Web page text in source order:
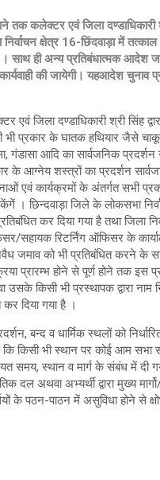
कलेक्टर एवं जिला दण्डाधिकारी
क्षेत्र 16-छिंदवाड़ा में
। साथ ही अन्य प्रतिबंधात्मक
की जायेगी। यहआदेश चुनाव
एवं जिला दण्डाधिकारी श्री सिंह
भी प्रकार के घातक हथियार जैसे
गंडासा आदि का सार्वजनिक
के आग्नेय शस्त्रों का प्रदर्शन
एवं कार्यक्रमों के अंतर्गत सभी
। छिन्दवाड़ा जिले के लोकसभा
कर दिया गया है तथा जिला
सहायक रिटर्निंग ऑफिसर के
जमाव को भी प्रतिबंधित करने के
प्रारम्भ होने से पूर्ण होने तक इस
उसके किसी भी प्रस्थापक द्वारा
दिया गया है ।
बन्द व धार्मिक स्थलों को
किसी भी स्थान पर कोई आम सभा
समय, स्थान व मार्ग के संबंध में दी
दल अथवा अभ्यर्थी द्वारा मुख्य
के पठन-पाठन में असुविधा होने से